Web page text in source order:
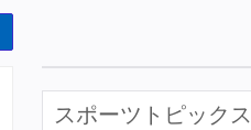
スポーツトピックス